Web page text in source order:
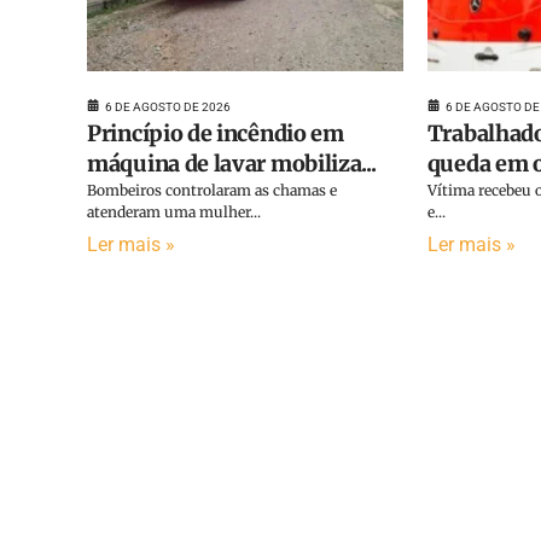
6 DE AGOSTO DE 2026
Princípio de incêndio em
máquina de lavar mobiliza...
Bombeiros controlaram as chamas e
atenderam uma mulher...
Ler mais »
6 DE AGOSTO
queda em
Vítima recebeu
e...
Ler mais »